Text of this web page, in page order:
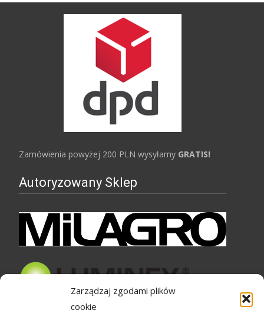
Zarządzaj zgodami plików
cookie
Zamówienia powyżej 200 PLN wysyłamy GRATIS!
Autoryzowany Sklep
Bezpieczne zakupy